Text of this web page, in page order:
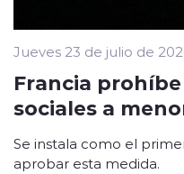
Jueves 23 de julio de
Francia
sociales a
Se instala como el
aprobar esta medida.